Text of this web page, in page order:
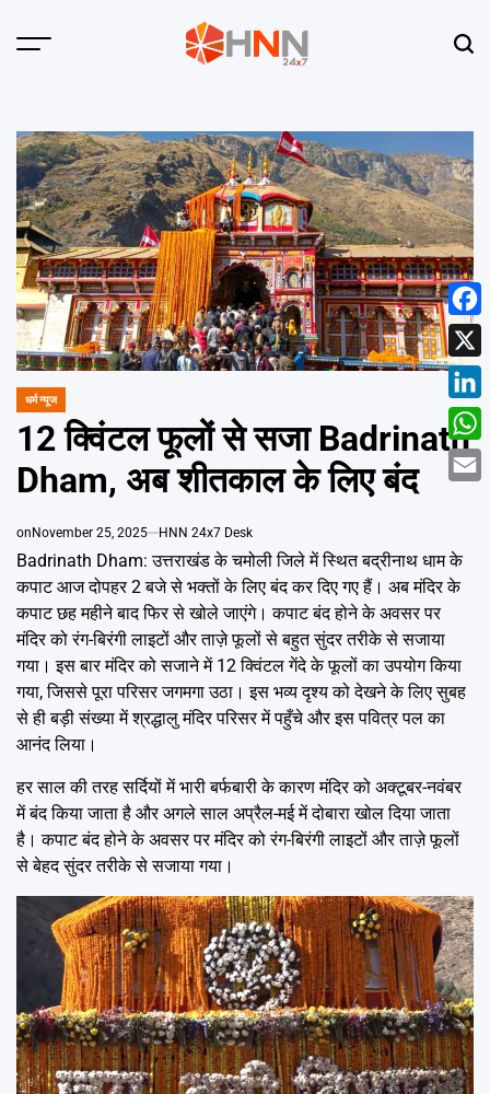
Menu
POSTED
धर्म न्यूज
12 क्विंटल फूलों से सजा Badrinath
Dham, अब शीतकाल के लिए बंद
onNovember 25, 2025 HNN 24x7 Desk
Badrinath Dham: उत्तराखंड के चमोली जिले में स्थित बद्रीनाथ धाम के
कपाट आज दोपहर 2 बजे से भक्तों के लिए बंद कर दिए गए हैं। अब मंदिर के
कपाट छह महीने बाद फिर से खोले जाएंगे। कपाट बंद होने के अवसर पर
मंदिर को रंग-बिरंगी लाइटों और ताज़े फूलों से बहुत सुंदर तरीके से सजाया
गया। इस बार मंदिर को सजाने में 12 क्विंटल गेंदे के फूलों का उपयोग किया
गया, जिससे पूरा परिसर जगमगा उठा। इस भव्य दृश्य को देखने के लिए सुबह
से ही बड़ी संख्या में श्रद्धालु मंदिर परिसर में पहुँचे और इस पवित्र पल का
आनंद लिया।
हर साल की तरह सर्दियों में भारी बर्फबारी के कारण मंदिर को अक्टूबर-नवंबर
में बंद किया जाता है और अगले साल अप्रैल-मई में दोबारा खोल दिया जाता
है। कपाट बंद होने के अवसर पर मंदिर को रंग-बिरंगी लाइटों और ताज़े फूलों
से बेहद सुंदर तरीके से सजाया गया।
X